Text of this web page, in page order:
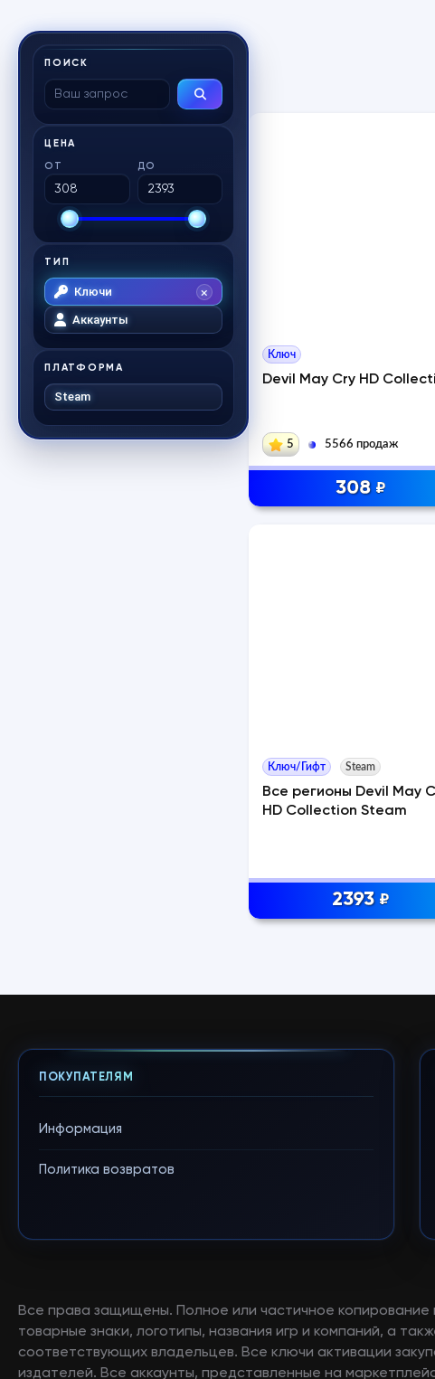
ПОИСК
ЦЕНА
ОТ ДО
ТИП
Ключи
Аккаунты
ПЛАТФОРМА
Steam
Ключ
Devil May Cry HD
5 5566 продаж
308 ₽
Ключ/Гифт Steam
Все регионы Devil May
HD Collection Steam
2393 ₽
ПОКУПАТЕЛЯМ
Информация
Политика возвратов
Все права защищены. Полное или частичное
товарные знаки, логотипы, названия игр и компаний, а
соответствующих владельцев. Все ключи активации
издателей. Все аккаунты, представленные на